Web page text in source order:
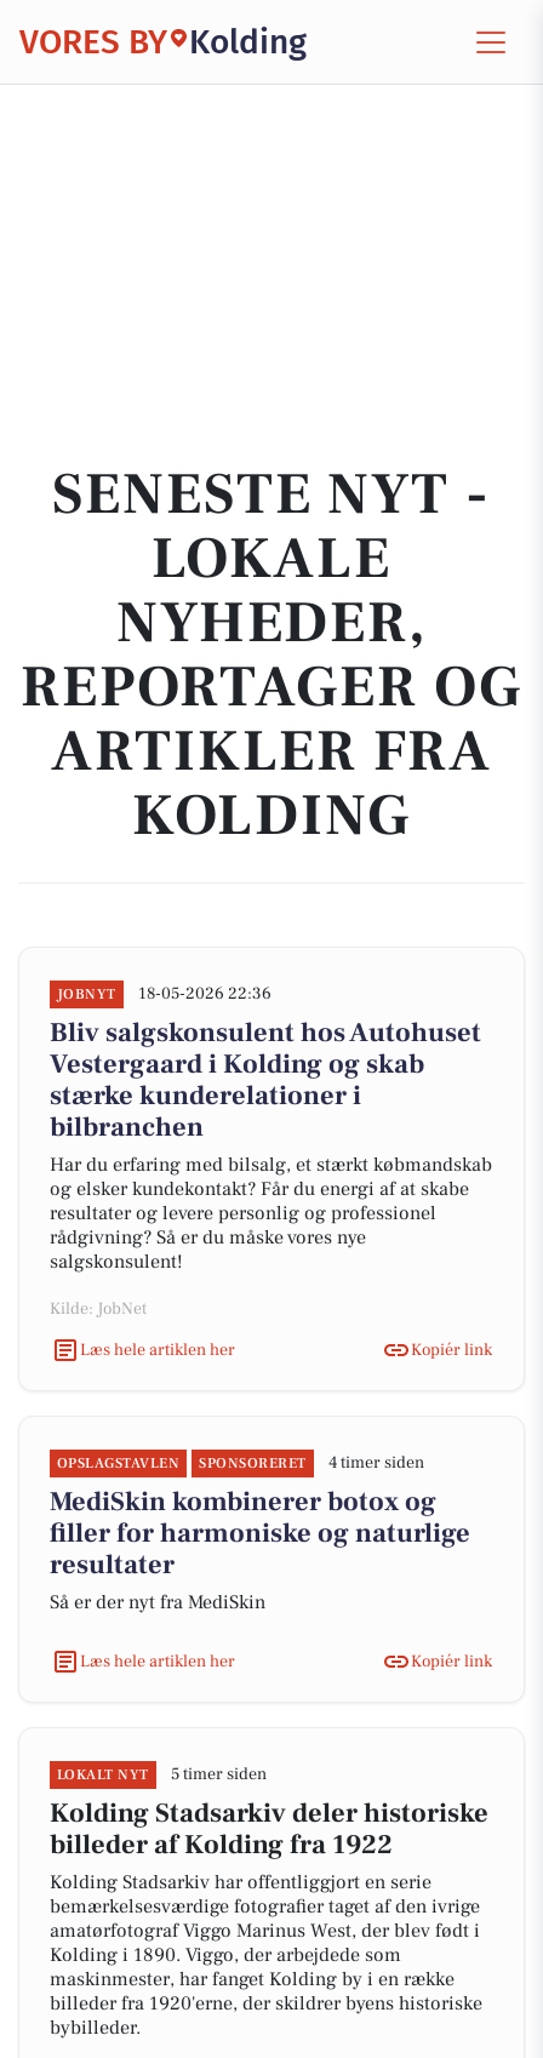
VORES BY Kolding
SENESTE NYT -
LOKALE
NYHEDER,
REPORTAGER OG
ARTIKLER FRA
KOLDING
JOBNYT 18-05-2026 22:36
Bliv salgskonsulent hos Autohuset
Vestergaard i Kolding og skab
stærke kunderelationer i
bilbranchen
Har du erfaring med bilsalg, et stærkt købmandskab
og elsker kundekontakt? Får du energi af at skabe
resultater og levere personlig og professionel
rådgivning? Så er du måske vores nye
salgskonsulent!
Kilde: JobNet
Læs hele artiklen her
Kopiér link
OPSLAGSTAVLEN SPONSORERET 4 timer siden
MediSkin kombinerer botox og
filler for harmoniske og naturlige
resultater
Så er der nyt fra MediSkin
Læs hele artiklen her Kopiér link
LOKALT NYT 5 timer siden
Kolding Stadsarkiv deler historiske
billeder af Kolding fra 1922
Kolding Stadsarkiv har offentliggjort en serie
bemærkelsesværdige fotografier taget af den ivrige
amatørfotograf Viggo Marinus West, der blev født i
Kolding i 1890. Viggo, der arbejdede som
maskinmester, har fanget Kolding by i en række
billeder fra 1920'erne, der skildrer byens historiske
bybilleder.